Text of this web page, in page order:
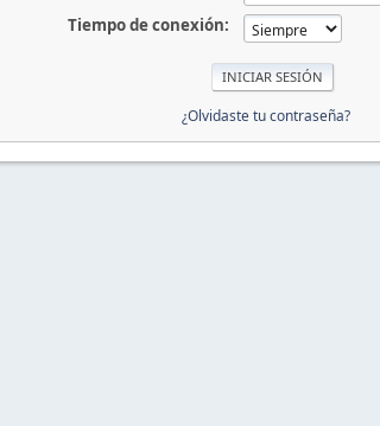
Tiempo de conexión:
¿Olvidaste tu contraseña?